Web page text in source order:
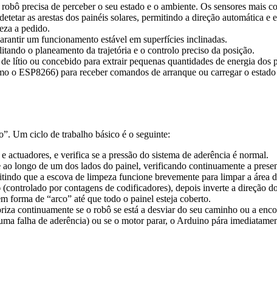
precisa de perceber o seu estado e o ambiente. Os sensores mais
as arestas dos painéis solares, permitindo a direção automática e
a pedido.
um funcionamento estável em superfícies inclinadas.
o planeamento da trajetória e o controlo preciso da posição.
lítio ou concebido para extrair pequenas quantidades de energia dos
ESP8266) para receber comandos de arranque ou carregar o
Um ciclo de trabalho básico é o seguinte:
actuadores, e verifica se a pressão do sistema de aderência é normal.
longo de um dos lados do painel, verificando continuamente a
que a escova de limpeza funcione brevemente para limpar a área
por contagens de codificadores), depois inverte a direção
forma de “arco” até que todo o painel esteja coberto.
continuamente se o robô se está a desviar do seu caminho ou a
falha de aderência) ou se o motor parar, o Arduino pára